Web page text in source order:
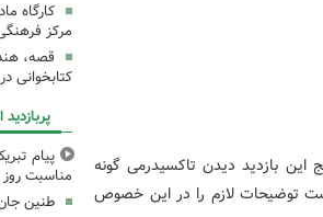
بازدید دیدن تاکسیدرمی گونه
توضیحات لازم را در این خصوص
کارگاه
مرکز
قصه،
کتابخوانی
پیام
مناسبت روز
طنین